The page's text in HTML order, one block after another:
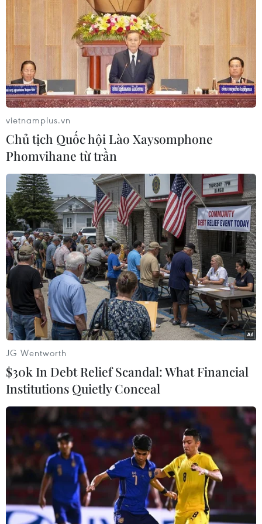
Vinh, thành phố Thái Bình, phiên tòa được xét xử kín và
phần tuyên án được tổ chức công khai.
Xảy ra 14 vụ xâm hại tình dục trẻ em tại Bà
Rịa-Vũng Tàu trong 3 tháng
21/04/2019 12:06
Theo số liệu thống kê của Ủy ban Nhân dân tỉnh Bà Rịa-
Vũng Tàu, từ năm 2016-2018, trên địa bàn tỉnh xảy ra 114
vụ xâm hại tình dục trẻ em, nhưng chỉ riêng 3 tháng đầu
năm 2019 đã có 14 vụ.
vietnamplus.vn
Chủ tịch Quốc hội Lào Xaysomphone
Phomvihane từ trần
JG Wentworth
$30k In Debt Relief Scandal: What Financial
Institutions Quietly Conceal